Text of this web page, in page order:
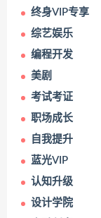
终身VIP专享
综艺娱乐
编程开发
美剧
考试考证
职场成长
自我提升
蓝光VIP
认知升级
设计学院